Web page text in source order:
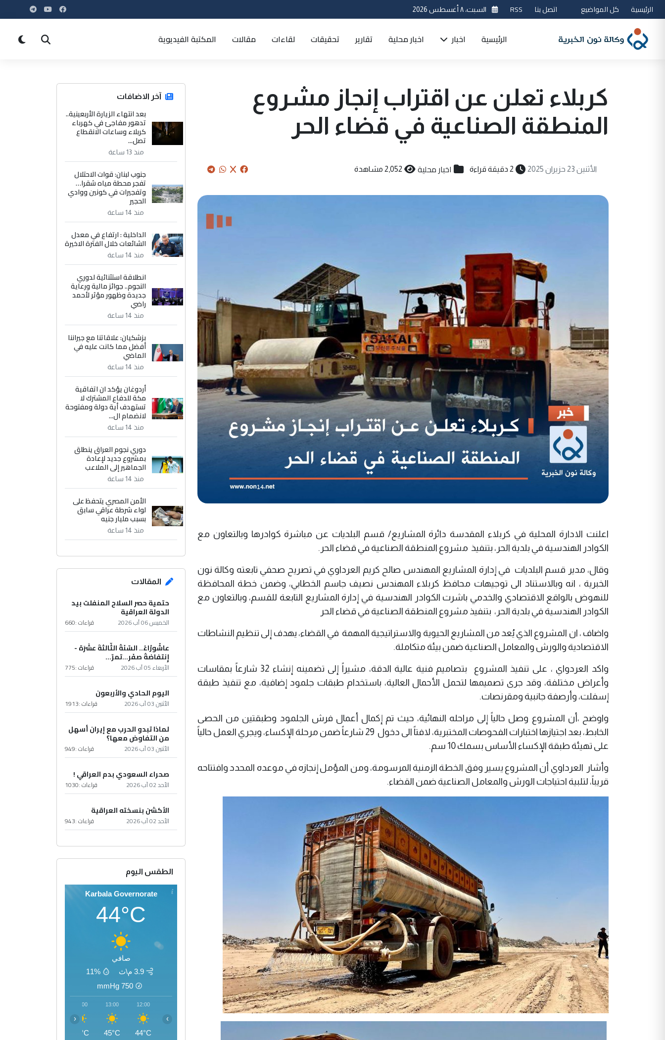
الرئيسية كل المواضيع اتصل بنا RSS السبت، ٨ أغسطس 2026
الرئيسية اخبار اخبار محلية تقارير تحقيقات لقاءات مقالات المكتبة الفيديوية
كربلاء تعلن عن اقتراب إنجاز مشروع
المنطقة الصناعية في قضاء الحر
الأثنين 23 حزيران 2025 2 دقيقة قراءة اخبار محلية 2,052 مشاهدة
اعلنت الادارة المحلية في كربلاء المقدسة دائرة المشاريع/ قسم البلديات عن مباشرة كوادرها وبالتعاون مع
الكوادر الهندسية في بلدية الحر، بتنفيذ مشروع المنطقة الصناعية في قضاء الحر.
وقال، مدير قسم البلديات في إدارة المشاريع المهندس صالح كريم العرداوي في تصريح صحفي تابعته وكالة نون
الخبرية ، انه وبالاستناد الى توجيهات محافظ كربلاء المهندس نصيف جاسم الخطابي، وضمن خطة المحافظة
للنهوض بالواقع الاقتصادي والخدمي باشرت الكوادر الهندسية في إدارة المشاريع التابعة للقسم، وبالتعاون مع
الكوادر الهندسية في بلدية الحر، بتنفيذ مشروع المنطقة الصناعية في قضاء الحر
واضاف ، ان المشروع الذي يُعد من المشاريع الحيوية والاستراتيجية المهمة في القضاء، يهدف إلى تنظيم النشاطات
الاقتصادية والورش والمعامل الصناعية ضمن بيئة متكاملة.
واكد العردواي ، على تنفيذ المشروع بتصاميم فنية عالية الدقة، مشيراً إلى تضمينه إنشاء 32 شارعاً بمقاسات
وأعراض مختلفة، وقد جرى تصميمها لتحمل الأحمال العالية، باستخدام طبقات جلمود إضافية، مع تنفيذ طبقة
إسفلت، وأرصفة جانبية ومقرنصات.
واوضح ،أن المشروع وصل حالياً إلى مراحله النهائية، حيث تم إكمال أعمال فرش الجلمود وطبقتين من الحصى
الخابط، بعد اجتيازها اختبارات الفحوصات المختبرية، لافتاً الى دخول 29 شارعاً ضمن مرحلة الإكساء، ويجري العمل حالياً
على تهيئة طبقة الإكساء الأساس بسمك 10 سم.
وأشار العرداوي أن المشروع يسير وفق الخطة الزمنية المرسومة، ومن المؤمل إنجازه في موعده المحدد وافتتاحه
قريباً، لتلبية احتياجات الورش والمعامل الصناعية ضمن القضاء.
آخر الاضافات
بعد انتهاء الزيارة الأربعينية..
تدهور مفاجئ في كهرباء
كربلاء وساعات الانقطاع
تصل...
منذ 13 ساعة
جنوب لبنان: قوات الاحتلال
تفجر محطة مياه شقرا…
وتفجيرات في كونين ووادي
الحجير
منذ 14 ساعة
الداخلية : ارتفاع في معدل
الشائعات خلال الفترة الاخيرة
منذ 14 ساعة
انطلاقة استثنائية لدوري
النجوم.. جوائز مالية ورعاية
جديدة وظهور مؤثر لأحمد
راضي
منذ 14 ساعة
بزشكيان: علاقاتنا مع جيراننا
أفضل مما كانت عليه في
الماضي
منذ 14 ساعة
أردوغان يؤكد ان اتفاقية
مكة للدفاع المشترك لا
تستهدف أية دولة ومفتوحة
لانضمام ال...
منذ 14 ساعة
دوري نجوم العراق ينطلق
بمشروع جديد لإعادة
الجماهير إلى الملاعب
منذ 14 ساعة
الأمن المصري يتحفظ على
لواء شرطة عراقي سابق
بسبب مليار جنيه
منذ 14 ساعة
المقالات
حتمية حصر السلاح المنفلت بيد
الدولة العراقية
الخميس 06 آب 2026 قراءات :660
عاشُورْاءُ.. السّنَةُ الثّالثةَ عشَرَة -
إِنتفاضةُ صفَر…تمرّ...
الأربعاء 05 آب 2026 قراءات :775
اليوم الحادي والأربعون
الأثنين 03 آب 2026 قراءات :1913
لماذا تبدو الحرب مع إيران أسهل
من التفاوض معها؟
الأثنين 03 آب 2026 قراءات :949
صحراء السعودي بدم العراقي !
الأحد 02 آب 2026 قراءات :1030
الأكشن بنسخته العراقية
الأحد 02 آب 2026 قراءات :943
الطقس اليوم
Karbala Governorate
44°C
صافي
3.9 م\ث
11%
750
mmHg
12:00
44°C
13:00
45°C
14:00
45°C
‹ ›